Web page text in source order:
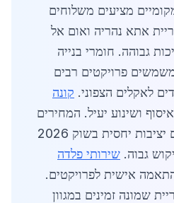
מקומיים מציעים משלוחים
אתא נהריה ואום אל
גבוהה. חומרי בנייה
פרויקטים רבים
לאקלים הצפוני. קונה
ושינוע יעיל. המחירים
בשקלים בלבד משקפים יציבות יחסית בשוק 2026
גבוה. שירותי פלדה
אישית לפרויקטים.
שמונה זמינים במגוון